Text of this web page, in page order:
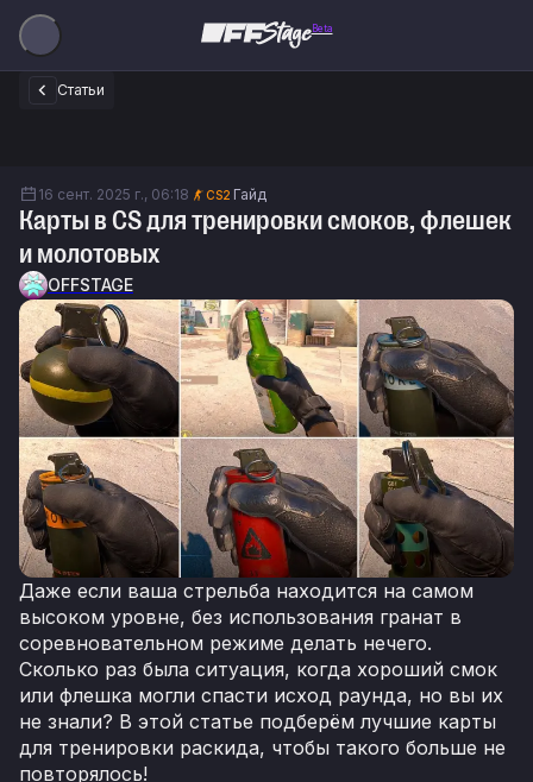
Beta
Статьи
16 сент. 2025 г., 06:18 CS2 Гайд
Карты в CS для тренировки смоков, флешек
и молотовых
OFFSTAGE
Даже если ваша стрельба находится на самом
высоком уровне, без использования гранат в
соревновательном режиме делать нечего.
Сколько раз была ситуация, когда хороший смок
или флешка могли спасти исход раунда, но вы их
не знали? В этой статье подберём лучшие карты
для тренировки раскида, чтобы такого больше не
повторялось!